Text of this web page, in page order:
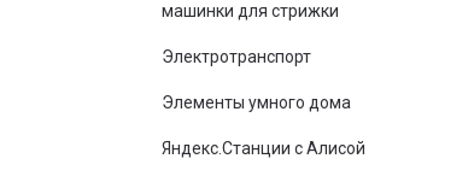
машинки для стрижки
Электротранспорт
Элементы умного дома
Яндекс.Станции с Алисой